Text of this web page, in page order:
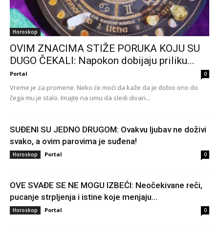
Horoskop
OVIM ZNACIMA STIŽE PORUKA KOJU SU
DUGO ČEKALI: Napokon dobijaju priliku...
Portal 0
Vreme je za promene. Neko će moći da kaže da je dobio ono do
čega mu je stalo. Imajte na umu da sledi divan...
SUĐENI SU JEDNO DRUGOM: Ovakvu ljubav ne doživi
svako, a ovim parovima je suđena!
Horoskop Portal 0
OVE SVAĐE SE NE MOGU IZBEĆI: Neočekivane reči,
pucanje strpljenja i istine koje menjaju...
Horoskop Portal 0